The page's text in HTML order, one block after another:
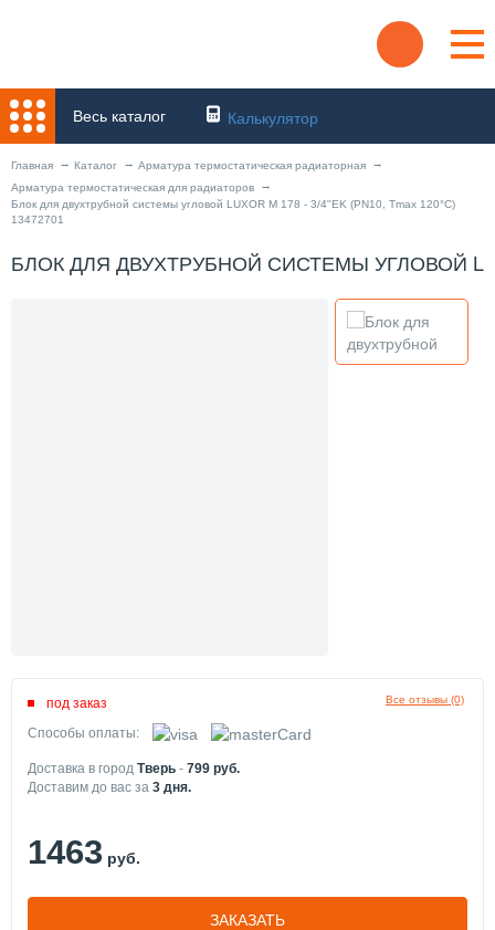
Весь каталог Калькулятор
Главная Каталог
Арматура термостатическая радиаторная
Арматура термостатическая для радиаторов
Блок для двухтрубной системы угловой LUXOR M 178 - 3/4"EK (PN10, Tmax 120°С)
13472701
БЛОК ДЛЯ ДВУХТРУБНОЙ СИСТЕМЫ УГЛОВОЙ
Все отзывы (0)
под заказ
Способы оплаты:
Доставка в город Тверь - 799 руб.
Доставим до вас за 3 дня.
1463 руб.
ЗАКАЗАТЬ